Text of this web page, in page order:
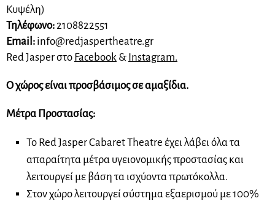
Κυψέλη)
Τηλέφωνο:2108822551
Email: info@redjaspertheatre.gr
Red Jasper στο Facebook & Instagram.
Ο χώρος είναι προσβάσιμος σε αμαξίδια.
Μέτρα Προστασίας:
Το Red Jasper Cabaret Theatre έχει λάβει όλα τα
απαραίτητα μέτρα υγειονομικής προστασίας και
λειτουργεί με βάση τα ισχύοντα πρωτόκολλα.
Στον χώρο λειτουργεί σύστημα εξαερισμού με 100%